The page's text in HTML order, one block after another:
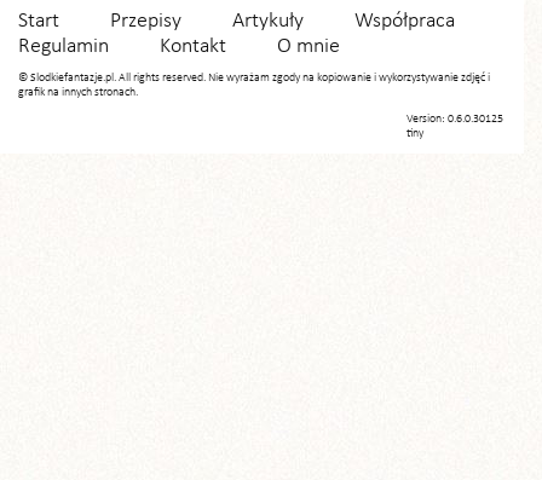
Start Przepisy Artykuły
Współpraca
Regulamin
Kontakt O mnie
© Slodkiefantazje.pl. All rights reserved. Nie wyrażam zgody na kopiowanie i wykorzystywanie zdjęć i
grafik na innych stronach.
Version: 0.6.0.30125
tiny